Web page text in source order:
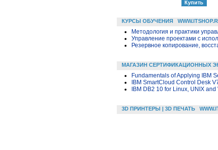
КУРСЫ ОБУЧЕНИЯ
Методология и практики
Управление проектами с
Резервное копирование,
МАГАЗИН СЕРТИФИКАЦИОННЫХ
Fundamentals of Applying IBM
IBM SmartCloud Control Desk
IBM DB2 10 for Linux, UNIX
3D ПРИНТЕРЫ | 3D ПЕЧАТЬ